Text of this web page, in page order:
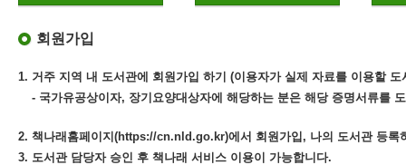
회원가입
1. 거주 지역 내 도서관에 회원가입 하기 (이용자가 실제 자료를 이용할 도
- 국가유공상이자, 장기요양대상자에 해당하는 분은 해당 증명서류를
2. 책나래홈페이지(https://cn.nld.go.kr)에서 회원가입, 나의 도서관 등록
3. 도서관 담당자 승인 후 책나래 서비스 이용이 가능합니다.